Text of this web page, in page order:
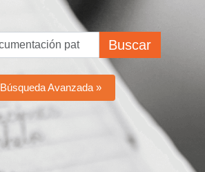
Buscar
Búsqueda Avanzada »